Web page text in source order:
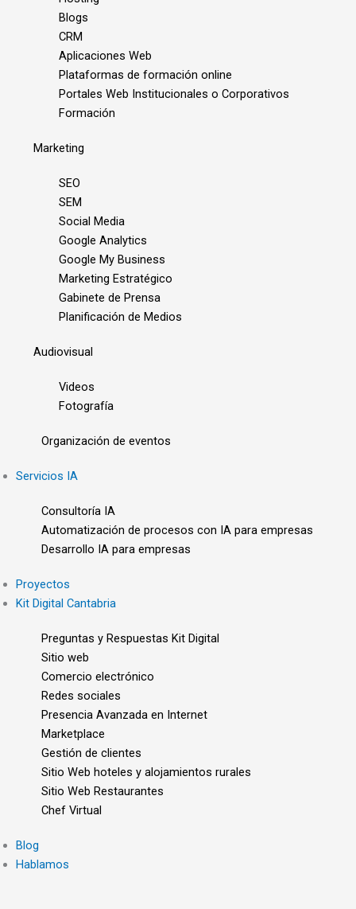
Blogs
CRM
Aplicaciones Web
Plataformas de formación online
Portales Web Institucionales o Corporativos
Formación
Marketing
SEO
SEM
Social Media
Google Analytics
Google My Business
Marketing Estratégico
Gabinete de Prensa
Planificación de Medios
Audiovisual
Videos
Fotografía
Organización de eventos
Servicios IA
Consultoría IA
Automatización de procesos con IA para empresas
Desarrollo IA para empresas
Proyectos
Kit Digital Cantabria
Preguntas y Respuestas Kit Digital
Sitio web
Comercio electrónico
Redes sociales
Presencia Avanzada en Internet
Marketplace
Gestión de clientes
Sitio Web hoteles y alojamientos rurales
Sitio Web Restaurantes
Chef Virtual
Blog
Hablamos